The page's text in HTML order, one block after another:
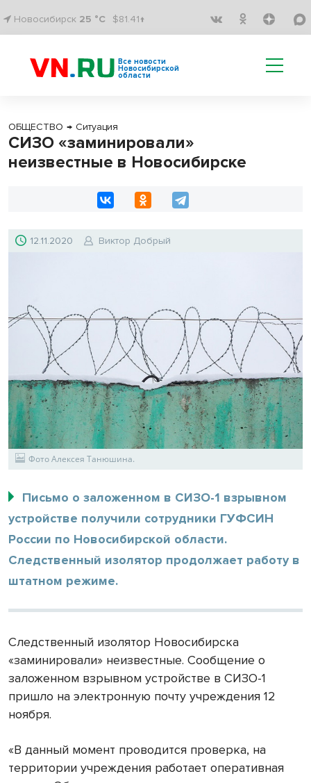
Новосибирск 25 °C $81.41↑
Все новости
Новосибирской
области
ОБЩЕСТВО → Ситуация
СИЗО «заминировали»
неизвестные в Новосибирске
12.11.2020 Виктор Добрый
Фото Алексея Танюшина.
Письмо о заложенном в СИЗО-1 взрывном
устройстве получили сотрудники ГУФСИН
России по Новосибирской области.
Следственный изолятор продолжает работу в
штатном режиме.
Следственный изолятор Новосибирска
«заминировали» неизвестные. Сообщение о
заложенном взрывном устройстве в СИЗО-1
пришло на электронную почту учреждения 12
ноября.
«В данный момент проводится проверка, на
территории учреждения работает оперативная